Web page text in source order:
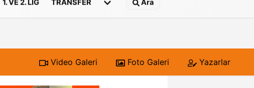
1. VE 2. LIG TRANSFER Ara
Video Galeri Foto Galeri Yazarlar